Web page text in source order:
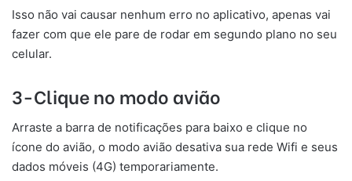
Isso não vai causar nenhum erro no aplicativo, apenas vai
fazer com que ele pare de rodar em segundo plano no seu
celular.
3-Clique no modo avião
Arraste a barra de notificações para baixo e clique no
ícone do avião, o modo avião desativa sua rede Wifi e seus
dados móveis (4G) temporariamente.